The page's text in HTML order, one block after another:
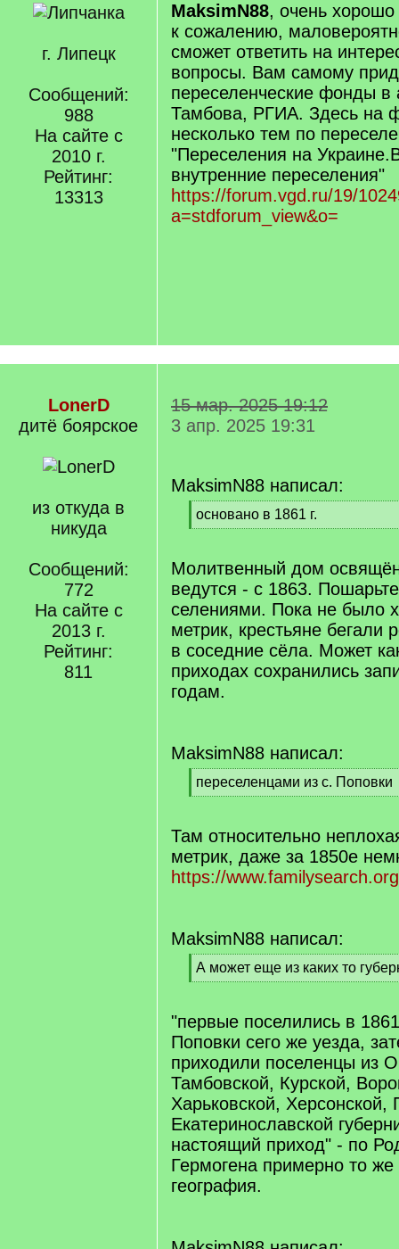
г. Липецк
Сообщений:
988
На сайте с
2010 г.
Рейтинг:
13313
MaksimN88, очень
к сожалению,
сможет ответить на
вопросы. Вам самому
переселенческие фонды в
Тамбова, РГИА. Здесь на
несколько тем по
"Переселения на
внутренние переселения"
https://forum.vgd.ru/19/
a=stdforum_view&o=
LonerD
дитё боярское
из откуда в
никуда
Сообщений:
772
На сайте с
2013 г.
Рейтинг:
811
15 мар. 2025 19:12
3 апр. 2025 19:31
MaksimN88 написал:
[
q
основано в 1861 г.
[
q
]
Молитвенный дом
ведутся - с 1863.
селениями. Пока не было
метрик, крестьяне бегали
в соседние сёла. Может
приходах сохранились
годам.
MaksimN88 написал:
[
q
переселенцами из с. Поповки
[
q
]
Там относительно
метрик, даже за 1850е
https://
MaksimN88 написал:
[
q
А может еще из каких то
[
q
]
"первые поселились в
Поповки сего же уезда,
приходили поселенцы из
Тамбовской, Курской,
Харьковской, Херсонской,
Екатеринославской
настоящий приход" - по
Гермогена примерно то
география.